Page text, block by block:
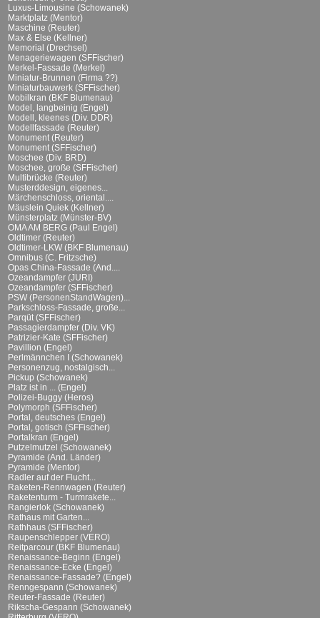
Luxus-Limousine (Schowanek)
Marktplatz (Mentor)
Maschine (Reuter)
Max & Else (Kellner)
Memorial (Drechsel)
Menageriewagen (SFFischer)
Merkel-Fassade (Merkel)
Miniatur-Brunnen (Firma ??)
Miniaturbauwerk (SFFischer)
Mobilkran (BKF Blumenau)
Model, langbeinig (Engel)
Modell, kleenes (Div. DDR)
Modellfassade (Reuter)
Monument (Reuter)
Monument (SFFischer)
Moschee (Div. BRD)
Moschee, große (SFFischer)
Multibrücke (Reuter)
Musterddesign, eigenes...
Märchenschloss, oriental....
Mäuslein Quiek (Kellner)
Münsterplatz (Münster-BV)
OMA AM BERG (Paul Engel)
Oldtimer (Reuter)
Oldtimer-LKW (BKF Blumenau)
Omnibus (C. Fritzsche)
Opas China-Fassade (And....
Ozeandampfer (JURI)
Ozeandampfer (SFFischer)
PSW (PersonenStandWagen)...
Parkschloss-Fassade, große...
Parqüt (SFFischer)
Passagierdampfer (Div. VK)
Patrizier-Kate (SFFischer)
Pavillion (Engel)
Perlmännchen I (Schowanek)
Personenzug, nostalgisch...
Pickup (Schowanek)
Platz ist in ... (Engel)
Polizei-Buggy (Heros)
Polymorph (SFFischer)
Portal, deutsches (Engel)
Portal, gotisch (SFFischer)
Portalkran (Engel)
Putzelmutzel (Schowanek)
Pyramide (And. Länder)
Pyramide (Mentor)
Radler auf der Flucht...
Raketen-Rennwagen (Reuter)
Raketenturm - Turmrakete...
Rangierlok (Schowanek)
Rathaus mit Garten...
Rathhaus (SFFischer)
Raupenschlepper (VERO)
Reitparcour (BKF Blumenau)
Renaissance-Beginn (Engel)
Renaissance-Ecke (Engel)
Renaissance-Fassade? (Engel)
Renngespann (Schowanek)
Reuter-Fassade (Reuter)
Rikscha-Gespann (Schowanek)